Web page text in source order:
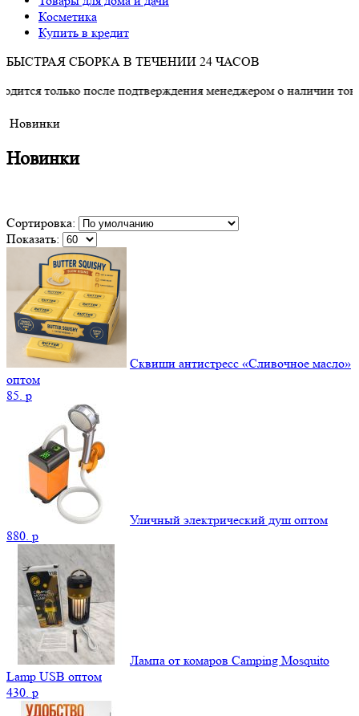
Косметика
Купить в кредит
БЫСТРАЯ СБОРКА В ТЕЧЕНИИ 24 ЧАСОВ
после подтверждения менеджером о наличии товара.
Новинки
Новинки
Сортировка:
Показать:
Сквиши антистресс «Сливочное масло»
оптом
85. p
Уличный электрический душ оптом
880. p
Лампа от комаров Camping Mosquito
Lamp USB оптом
430. p